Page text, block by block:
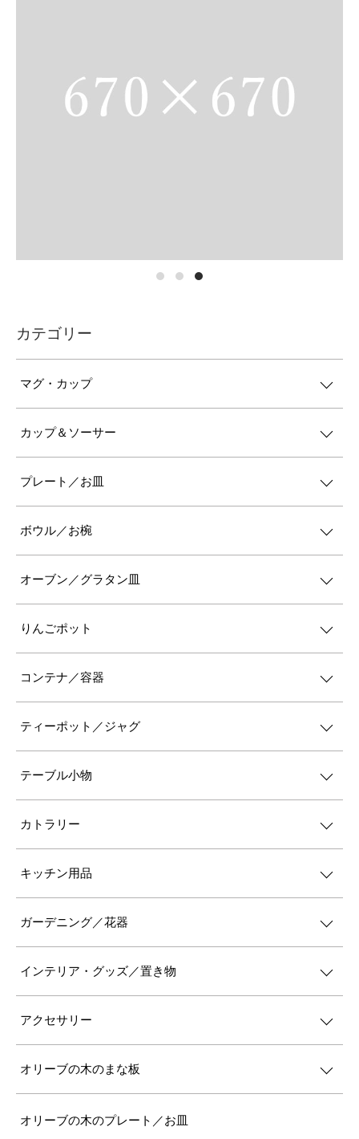
カテゴリー
マグ・カップ
カップ＆ソーサー
プレート／お皿
ボウル／お椀
オーブン／グラタン皿
りんごポット
コンテナ／容器
ティーポット／ジャグ
テーブル小物
カトラリー
キッチン用品
ガーデニング／花器
インテリア・グッズ／置き物
アクセサリー
オリーブの木のまな板
オリーブの木のプレート／お皿